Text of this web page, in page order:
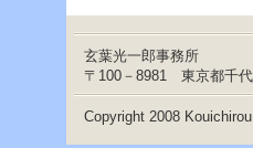
玄葉光一郎事務所
〒100－8981 東京都千
Copyright 2008